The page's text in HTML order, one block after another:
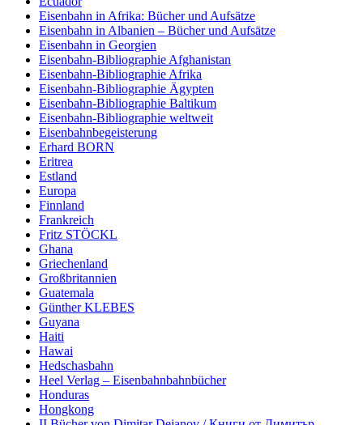
Eisenbahn in Afrika: Bücher und Aufsätze
Eisenbahn in Albanien – Bücher und Aufsätze
Eisenbahn in Georgien
Eisenbahn-Bibliographie Afghanistan
Eisenbahn-Bibliographie Afrika
Eisenbahn-Bibliographie Ägypten
Eisenbahn-Bibliographie Baltikum
Eisenbahn-Bibliographie weltweit
Eisenbahnbegeisterung
Erhard BORN
Eritrea
Estland
Europa
Finnland
Frankreich
Fritz STÖCKL
Ghana
Griechenland
Großbritannien
Guatemala
Günther KLEBES
Guyana
Haiti
Hawai
Hedschasbahn
Heel Verlag – Eisenbahnbahnbücher
Honduras
Hongkong